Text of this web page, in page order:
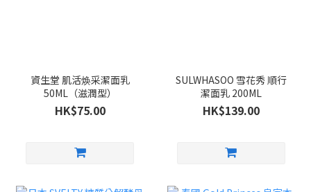
資生堂 肌活焕采潔面乳
50ML（滋潤型）
HK$75.00
SULWHASOO 雪花秀 順行
潔面乳 200ML
HK$139.00